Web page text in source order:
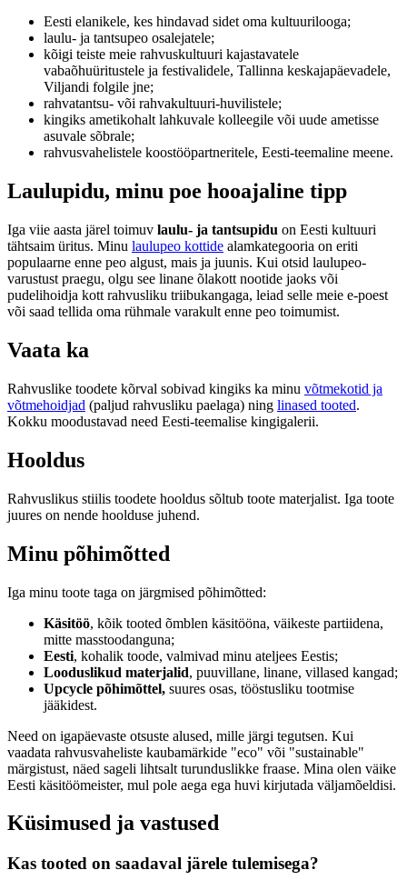
Eesti elanikele, kes hindavad sidet oma kultuurilooga;
laulu- ja tantsupeo osalejatele;
kõigi teiste meie rahvuskultuuri kajastavatele
vabaõhuüritustele ja festivalidele, Tallinna keskajapäevadele,
Viljandi folgile jne;
rahvatantsu- või rahvakultuuri-huvilistele;
kingiks ametikohalt lahkuvale kolleegile või uude ametisse
asuvale sõbrale;
rahvusvahelistele koostööpartneritele, Eesti-teemaline meene.
Laulupidu, minu poe hooajaline tipp
Iga viie aasta järel toimuv laulu- ja tantsupidu on Eesti kultuuri
tähtsaim üritus. Minu laulupeo kottide alamkategooria on eriti
populaarne enne peo algust, mais ja juunis. Kui otsid laulupeo-
varustust praegu, olgu see linane õlakott nootide jaoks või
pudelihoidja kott rahvusliku triibukangaga, leiad selle meie e-poest
või saad tellida oma rühmale varakult enne peo toimumist.
Vaata ka
Rahvuslike toodete kõrval sobivad kingiks ka minu võtmekotid ja
võtmehoidjad (paljud rahvusliku paelaga) ning linased tooted.
Kokku moodustavad need Eesti-teemalise kingigalerii.
Hooldus
Rahvuslikus stiilis toodete hooldus sõltub toote materjalist. Iga toote
juures on nende hoolduse juhend.
Minu põhimõtted
Iga minu toote taga on järgmised põhimõtted:
Käsitöö, kõik tooted õmblen käsitööna, väikeste partiidena,
mitte masstoodanguna;
Eesti, kohalik toode, valmivad minu ateljees Eestis;
Looduslikud materjalid, puuvillane, linane, villased kangad;
Upcycle põhimõttel, suures osas, tööstusliku tootmise
jääkidest.
Need on igapäevaste otsuste alused, mille järgi tegutsen. Kui
vaadata rahvusvaheliste kaubamärkide "eco" või "sustainable"
märgistust, näed sageli lihtsalt turunduslikke fraase. Mina olen väike
Eesti käsitöömeister, mul pole aega ega huvi kirjutada väljamõeldisi.
Küsimused ja vastused
Kas tooted on saadaval järele tulemisega?